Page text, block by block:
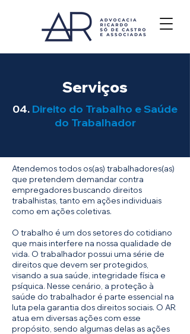
Serviços
04. Direito do Trabalho e Saúde
do Trabalhador
Atendemos todos os(as) trabalhadores(as)
que pretendem demandar contra
empregadores buscando direitos
trabalhistas, tanto em ações individuais
como em ações coletivas.
O trabalho é um dos setores do cotidiano
que mais interfere na nossa qualidade de
vida. O trabalhador possui uma série de
direitos que devem ser protegidos,
visando a sua saúde, integridade física e
psíquica. Nesse cenário, a proteção à
saúde do trabalhador é parte essencial na
luta pela garantia dos direitos sociais. O AR
atua em diversas ações com esse
propósito, sendo algumas delas as ações